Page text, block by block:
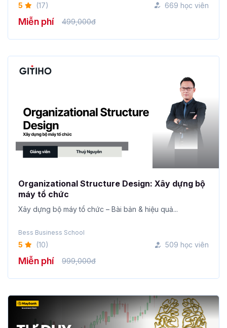
5 (17) 669 học viên
Miễn phí 499,000đ
Organizational Structure Design: Xây dựng bộ
máy tổ chức
Xây dựng bộ máy tổ chức – Bài bản & hiệu quả...
Bess Business School
5 (10) 509 học viên
Miễn phí 999,000đ